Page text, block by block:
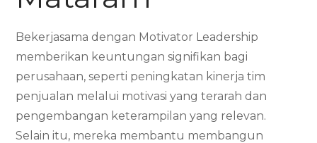
Bekerjasama dengan Motivator Leadership
memberikan keuntungan signifikan bagi
perusahaan, seperti peningkatan kinerja tim
penjualan melalui motivasi yang terarah dan
pengembangan keterampilan yang relevan.
Selain itu, mereka membantu membangun